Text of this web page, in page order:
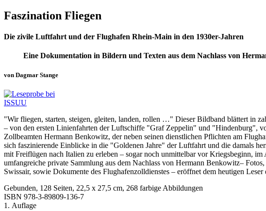
Faszination Fliegen
Die zivile Luftfahrt und der Flughafen Rhein-Main in den 1930er-Jahren
Eine Dokumentation in Bildern und Texten aus dem Nachlass von
von Dagmar Stange
"Wir fliegen, starten, steigen, gleiten, landen, rollen …" Dieser Bildband blättert in
– von den ersten Linienfahrten der Luftschiffe "Graf Zeppelin" und "Hindenburg",
Zollbeamten Hermann Benkowitz, der neben seinen dienstlichen Pflichten am
sich faszinierende Einblicke in die "Goldenen Jahre" der Luftfahrt und die damals
mit Freiflügen nach Italien zu erleben – sogar noch unmittelbar vor Kriegsbeginn,
umfangreiche private Sammlung aus dem Nachlass von Hermann Benkowitz–
Swissair, sowie Dokumente des Flughafenzolldienstes – eröffnet dem heutigen
Gebunden, 128 Seiten, 22,5 x 27,5 cm, 268 farbige Abbildungen
ISBN 978-3-89809-136-7
1. Auflage